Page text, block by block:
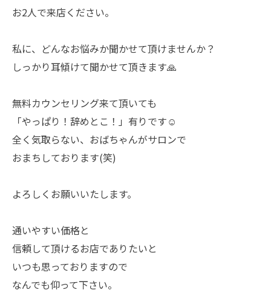
お2人で来店ください。
私に、どんなお悩みか聞かせて頂けませんか？
しっかり耳傾けて聞かせて頂きます🙏
無料カウンセリング来て頂いても
「やっぱり！辞めとこ！」有りです☺️
全く気取らない、おばちゃんがサロンで
おまちしております(笑)
よろしくお願いいたします。
通いやすい価格と
信頼して頂けるお店でありたいと
いつも思っておりますので
なんでも仰って下さい。